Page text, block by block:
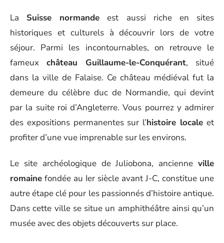
La Suisse normande est aussi riche en sites
historiques et culturels à découvrir lors de votre
séjour. Parmi les incontournables, on retrouve le
fameux château Guillaume-le-Conquérant, situé
dans la ville de Falaise. Ce château médiéval fut la
demeure du célèbre duc de Normandie, qui devint
par la suite roi d’Angleterre. Vous pourrez y admirer
des expositions permanentes sur l’histoire locale et
profiter d’une vue imprenable sur les environs.
Le site archéologique de Juliobona, ancienne ville
romaine fondée au Ier siècle avant J-C, constitue une
autre étape clé pour les passionnés d’histoire antique.
Dans cette ville se situe un amphithéâtre ainsi qu’un
musée avec des objets découverts sur place.